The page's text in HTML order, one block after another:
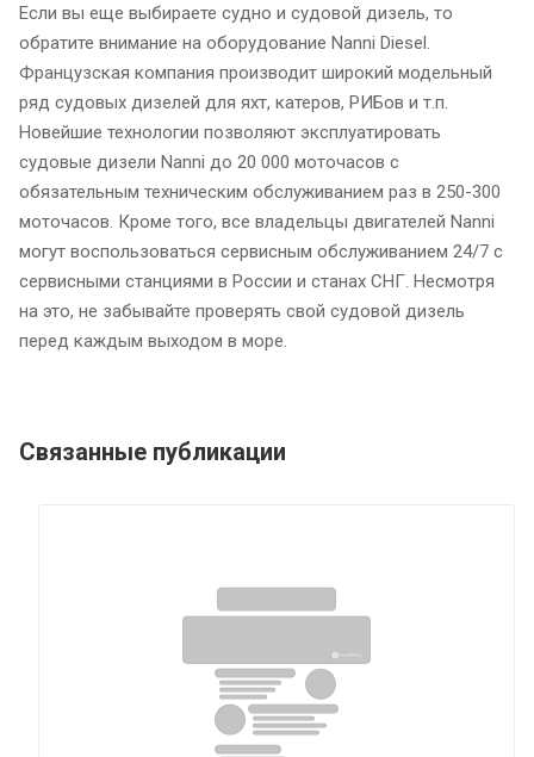
Если вы еще выбираете судно и судовой дизель, то
обратите внимание на оборудование Nanni Diesel.
Французская компания производит широкий модельный
ряд судовых дизелей для яхт, катеров, РИБов и т.п.
Новейшие технологии позволяют эксплуатировать
судовые дизели Nanni до 20 000 моточасов с
обязательным техническим обслуживанием раз в 250-300
моточасов. Кроме того, все владельцы двигателей Nanni
могут воспользоваться сервисным обслуживанием 24/7 с
сервисными станциями в России и станах СНГ. Несмотря
на это, не забывайте проверять свой судовой дизель
перед каждым выходом в море.
Связанные публикации